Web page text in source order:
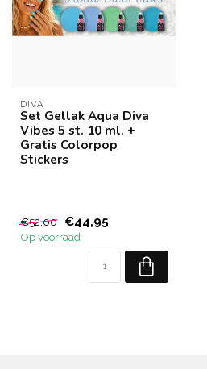
DIVA
Set Gellak Aqua Diva
Vibes 5 st. 10 ml. +
Gratis Colorpop
Stickers
€52,00 €44,95
Op voorraad